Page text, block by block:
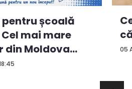
școală
mai mare
din Moldova
05